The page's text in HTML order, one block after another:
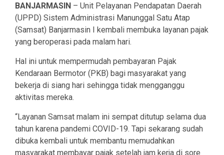
BANJARMASIN – Unit Pelayanan Pendapatan Daerah
(UPPD) Sistem Administrasi Manunggal Satu Atap
(Samsat) Banjarmasin I kembali membuka layanan pajak
yang beroperasi pada malam hari.
Hal ini untuk mempermudah pembayaran Pajak
Kendaraan Bermotor (PKB) bagi masyarakat yang
bekerja di siang hari sehingga tidak mengganggu
aktivitas mereka.
“Layanan Samsat malam ini sempat ditutup selama dua
tahun karena pandemi COVID-19. Tapi sekarang sudah
dibuka kembali untuk membantu memudahkan
masyarakat membayar pajak setelah jam kerja di sore